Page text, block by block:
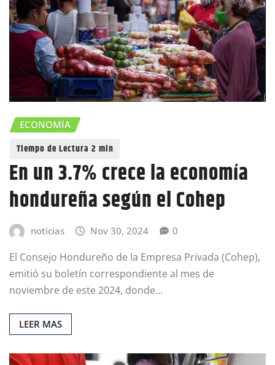
ECONOMÍA
En un 3.7% crece la economía
hondureña según el Cohep
noticias Nov 30, 2024 0
El Consejo Hondureño de la Empresa Privada (Cohep),
emitió su boletín correspondiente al mes de
noviembre de este 2024, donde…
LEER MAS